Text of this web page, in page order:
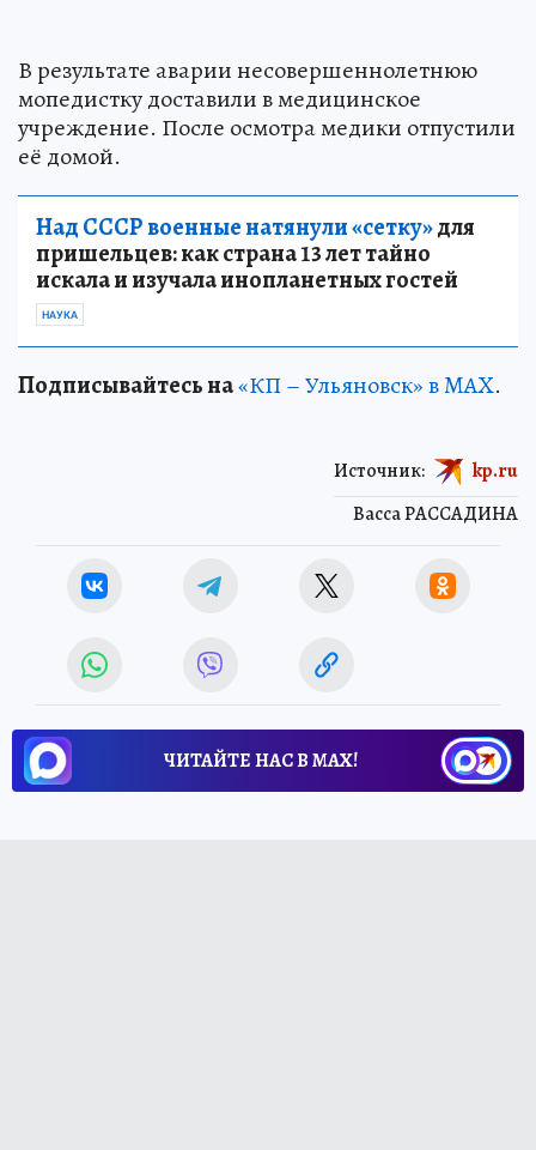
В результате аварии несовершеннолетнюю
мопедистку доставили в медицинское
учреждение. После осмотра медики отпустили
её домой.
Над СССР военные натянули «сетку»для
пришельцев: как страна 13 лет тайно
искала и изучала инопланетных гостей
НАУКА
Подписывайтесь на«КП – Ульяновск» в MAX.
Васса РАССАДИНА
Источник: kp.ru
ЧИТАЙТЕ НАС В МАХ!